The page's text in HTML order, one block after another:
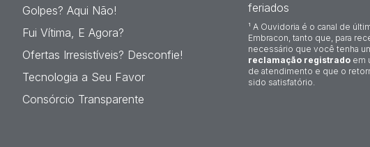
Golpes? Aqui Não!
Fui Vítima, E Agora?
Ofertas Irresistíveis? Desconfie!
Tecnologia a Seu Favor
Consórcio Transparente
feriados
¹ A Ouvidoria é o canal de
Embracon, tanto que, para
necessário que você tenha
reclamação registrado em
de atendimento e que o
sido satisfatório.